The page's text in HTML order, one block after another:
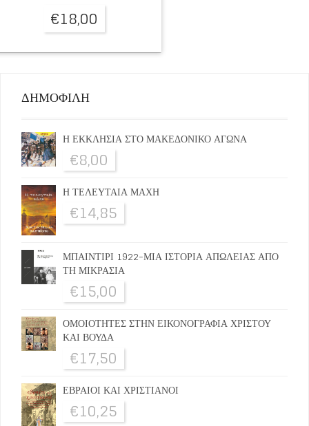
€18,00
ΔΗΜΟΦΙΛΗ
Η ΕΚΚΛΗΣΙΑ ΣΤΟ ΜΑΚΕΔΟΝΙΚΟ ΑΓΩΝΑ
€8,00
Η ΤΕΛΕΥΤΑΙΑ ΜΑΧΗ
€14,85
ΜΠΑΙΝΤΙΡΙ 1922-ΜΙΑ ΙΣΤΟΡΙΑ ΑΠΩΛΕΙΑΣ ΑΠΟ
ΤΗ ΜΙΚΡΑΣΙΑ
€15,00
ΟΜΟΙΟΤΗΤΕΣ ΣΤΗΝ ΕΙΚΟΝΟΓΡΑΦΙΑ ΧΡΙΣΤΟΥ
ΚΑΙ ΒΟΥΔΑ
€17,50
ΕΒΡΑΙΟΙ ΚΑΙ ΧΡΙΣΤΙΑΝΟΙ
€10,25